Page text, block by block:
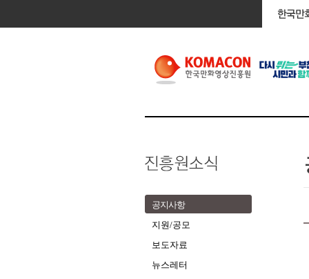
공지사항
지원/공모
보도자료
뉴스레터